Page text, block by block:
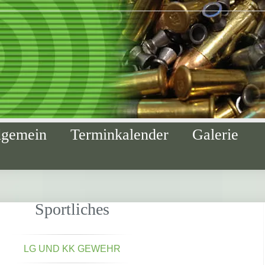
Terminkalender Galerie
Sportliches
LG UND KK GEWEHR